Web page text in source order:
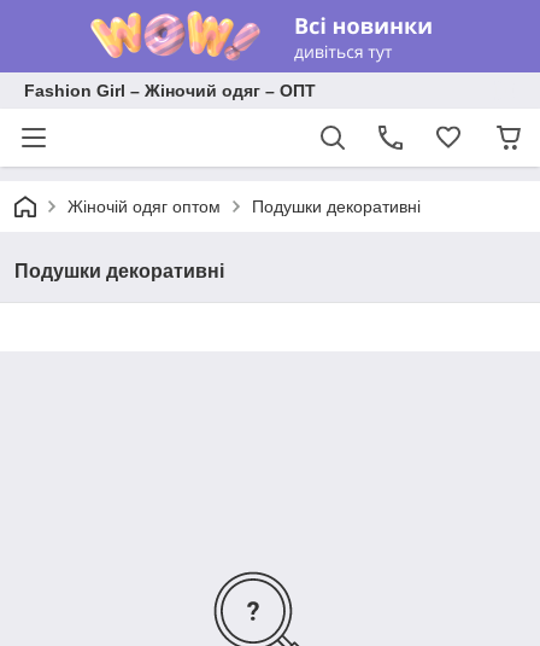
Fashion Girl – Жіночий одяг – ОПТ
Жіночій одяг оптом Подушки декоративні
Подушки декоративні